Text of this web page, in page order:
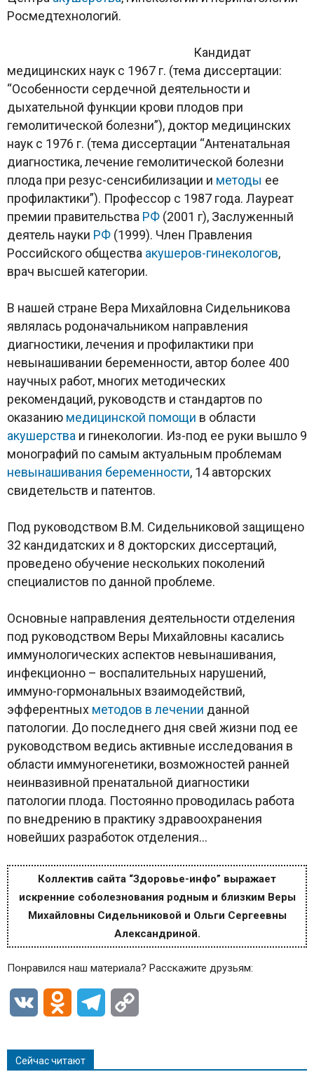
Росмедтехнологий.
Кандидат
медицинских наук с 1967 г. (тема диссертации:
“Особенности сердечной деятельности и
дыхательной функции крови плодов при
гемолитической болезни”), доктор медицинских
наук с 1976 г. (тема диссертации “Антенатальная
диагностика, лечение гемолитической болезни
плода при резус-сенсибилизации и методы ее
профилактики”). Профессор с 1987 года. Лауреат
премии правительства РФ (2001 г), Заслуженный
деятель науки РФ (1999). Член Правления
Российского общества акушеров-гинекологов,
врач высшей категории.
В нашей стране Вера Михайловна Сидельникова
являлась родоначальником направления
диагностики, лечения и профилактики при
невынашивании беременности, автор более 400
научных работ, многих методических
рекомендаций, руководств и стандартов по
оказанию медицинской помощи в области
акушерства и гинекологии. Из-под ее руки вышло 9
монографий по самым актуальным проблемам
невынашивания беременности, 14 авторских
свидетельств и патентов.
Под руководством В.М. Сидельниковой защищено
32 кандидатских и 8 докторских диссертаций,
проведено обучение нескольких поколений
специалистов по данной проблеме.
Основные направления деятельности отделения
под руководством Веры Михайловны касались
иммунологических аспектов невынашивания,
инфекционно – воспалительных нарушений,
иммуно-гормональных взаимодействий,
эфферентных методов в лечении данной
патологии. До последнего дня свей жизни под ее
руководством ведись активные исследования в
области иммуногенетики, возможностей ранней
неинвазивной пренатальной диагностики
патологии плода. Постоянно проводилась работа
по внедрению в практику здравоохранения
новейших разработок отделения…
Коллектив сайта “Здоровье-инфо” выражает
искренние соболезнования родным и близким Веры
Михайловны Сидельниковой и Ольги Сергеевны
Александриной.
Понравился наш материала? Расскажите друзьям:
VK Odnoklassniki
Telegram
Сейчас читают